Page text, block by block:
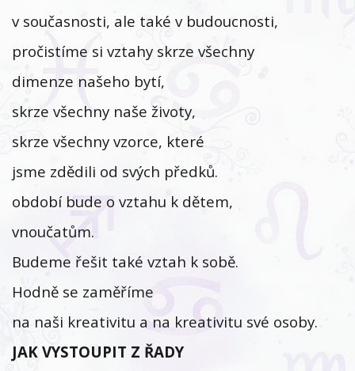
v současnosti, ale také v budoucnosti,
pročistíme si vztahy skrze všechny
dimenze našeho bytí,
skrze všechny naše životy,
skrze všechny vzorce, které
jsme zdědili od svých předků.
období bude o vztahu k dětem,
vnoučatům.
Budeme řešit také vztah k sobě.
Hodně se zaměříme
na naši kreativitu a na kreativitu své osoby.
JAK VYSTOUPIT Z ŘADY